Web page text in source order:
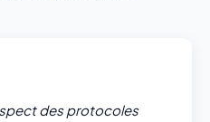
des protocoles